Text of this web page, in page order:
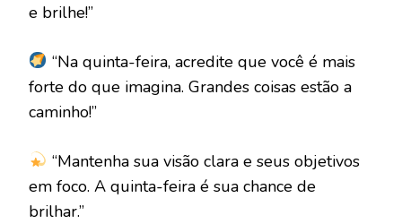
e brilhe!”
“Na quinta-feira, acredite que você é mais
forte do que imagina. Grandes coisas estão a
caminho!”
“Mantenha sua visão clara e seus objetivos
em foco. A quinta-feira é sua chance de
brilhar.”